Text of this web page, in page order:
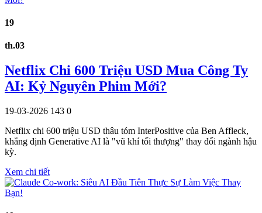
19
th.03
Netflix Chi 600 Triệu USD Mua Công Ty
AI: Kỷ Nguyên Phim Mới?
19-03-2026 143 0
Netflix chi 600 triệu USD thâu tóm InterPositive của Ben Affleck,
khẳng định Generative AI là "vũ khí tối thượng" thay đổi ngành hậu
kỳ.
Xem chi tiết